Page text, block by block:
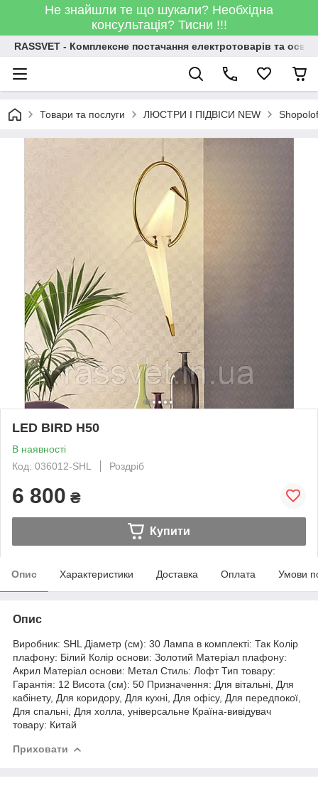
Не знайшли те що шукали? Необхідна
консультація? Тисни !!!
RASSVET - Комплексне постачання електротоварів та
Товари та послуги ЛЮСТРИ І ПІДВІСИ NEW
LED BIRD H50
В наявності
Код: 036012-SHL
Роздріб
6 800 ₴
Купити
Опис Характеристики Доставка Оплата Умови
Опис
Виробник: SHL Діаметр (см): 30 Лампа в комплекті: Так Колір
плафону: Білий Колір основи: Золотий Матеріал плафону:
Акрил Матеріал основи: Метал Стиль: Лофт Тип товару:
Гарантія: 12 Висота (см): 50 Призначення: Для вітальні, Для
кабінету, Для коридору, Для кухні, Для офісу, Для передпокої,
Для спальні, Для холла, універсальне Країна-вивідувач
товару: Китай
Приховати